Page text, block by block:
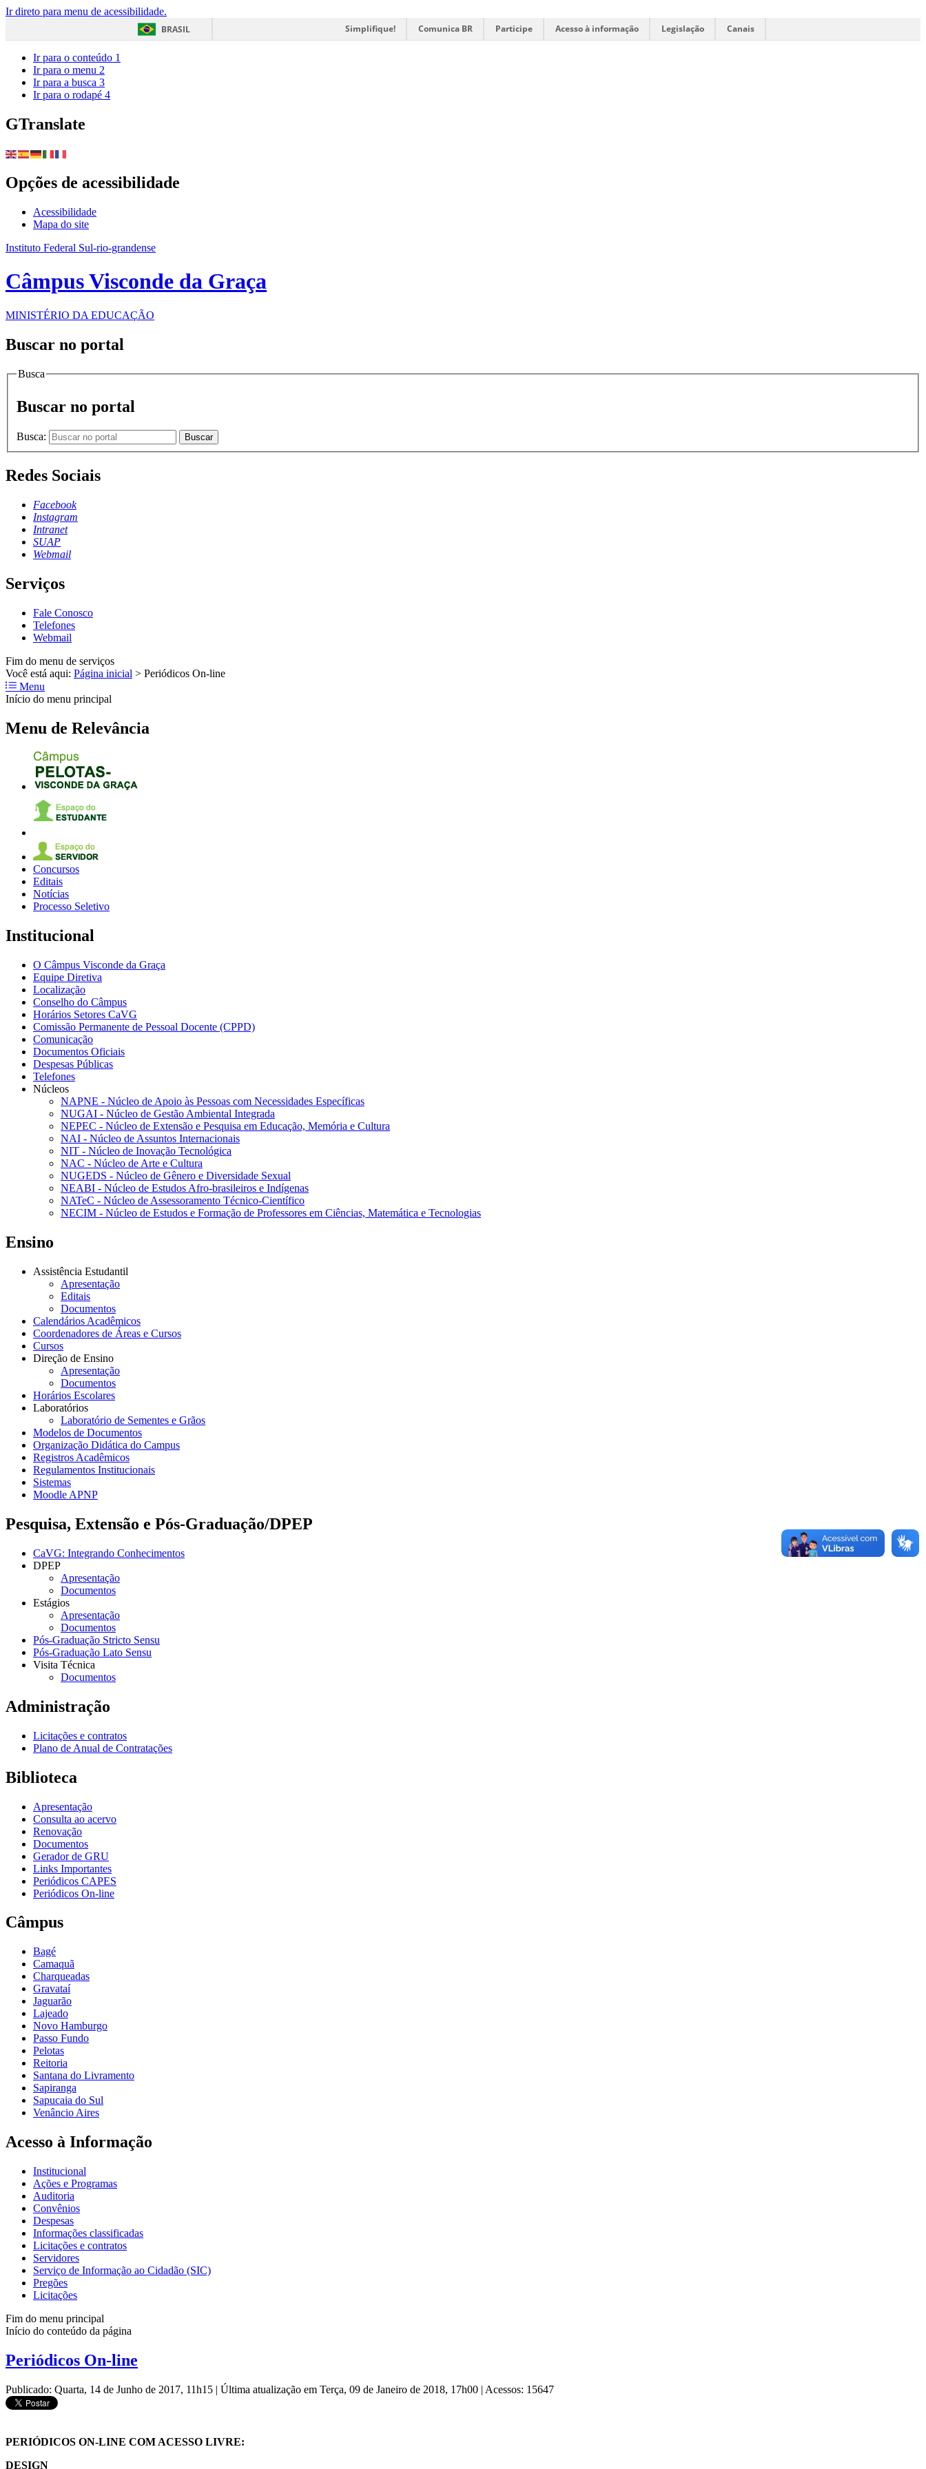
Ir direto para menu de acessibilidade.
BRASIL
Simplifique! Comunica BR Participe Acesso à informação Legislação Canais
Ir para o conteúdo 1
Ir para o menu 2
Ir para a busca 3
Ir para o rodapé 4
GTranslate
Opções de acessibilidade
Acessibilidade
Mapa do site
Instituto Federal Sul-rio-grandense
Câmpus Visconde da Graça
MINISTÉRIO DA EDUCAÇÃO
Buscar no portal
Busca
Buscar no portal
Busca: Buscar
Redes Sociais
Facebook
Instagram
Intranet
SUAP
Webmail
Serviços
Fale Conosco
Telefones
Webmail
Fim do menu de serviços
Você está aqui: Página inicial > Periódicos On-line
Menu
Início do menu principal
Menu de Relevância
Concursos
Editais
Notícias
Processo Seletivo
Institucional
O Câmpus Visconde da Graça
Equipe Diretiva
Localização
Conselho do Câmpus
Horários Setores CaVG
Comissão Permanente de Pessoal Docente (CPPD)
Comunicação
Documentos Oficiais
Despesas Públicas
Telefones
Núcleos
NAPNE - Núcleo de Apoio às Pessoas com Necessidades Específicas
NUGAI - Núcleo de Gestão Ambiental Integrada
NEPEC - Núcleo de Extensão e Pesquisa em Educação, Memória e Cultura
NAI - Núcleo de Assuntos Internacionais
NIT - Núcleo de Inovação Tecnológica
NAC - Núcleo de Arte e Cultura
NUGEDS - Núcleo de Gênero e Diversidade Sexual
NEABI - Núcleo de Estudos Afro-brasileiros e Indígenas
NATeC - Núcleo de Assessoramento Técnico-Científico
NECIM - Núcleo de Estudos e Formação de Professores em Ciências, Matemática e Tecnologias
Ensino
Assistência Estudantil
Apresentação
Editais
Documentos
Calendários Acadêmicos
Coordenadores de Áreas e Cursos
Cursos
Direção de Ensino
Apresentação
Documentos
Horários Escolares
Laboratórios
Laboratório de Sementes e Grãos
Modelos de Documentos
Organização Didática do Campus
Registros Acadêmicos
Regulamentos Institucionais
Sistemas
Moodle APNP
Pesquisa, Extensão e Pós-Graduação/DPEP
CaVG: Integrando Conhecimentos
DPEP
Apresentação
Documentos
Estágios
Apresentação
Documentos
Pós-Graduação Stricto Sensu
Pós-Graduação Lato Sensu
Visita Técnica
Documentos
Administração
Licitações e contratos
Plano de Anual de Contratações
Biblioteca
Apresentação
Consulta ao acervo
Renovação
Documentos
Gerador de GRU
Links Importantes
Periódicos CAPES
Periódicos On-line
Câmpus
Bagé
Camaquã
Charqueadas
Gravataí
Jaguarão
Lajeado
Novo Hamburgo
Passo Fundo
Pelotas
Reitoria
Santana do Livramento
Sapiranga
Sapucaia do Sul
Venâncio Aires
Acesso à Informação
Institucional
Ações e Programas
Auditoria
Convênios
Despesas
Informações classificadas
Licitações e contratos
Servidores
Serviço de Informação ao Cidadão (SIC)
Pregões
Licitações
Fim do menu principal
Início do conteúdo da página
Periódicos On-line
Publicado: Quarta, 14 de Junho de 2017, 11h15 | Última atualização em Terça, 09 de Janeiro de 2018, 17h00 | Acessos: 15647
PERIÓDICOS ON-LINE COM ACESSO LIVRE:
DESIGN